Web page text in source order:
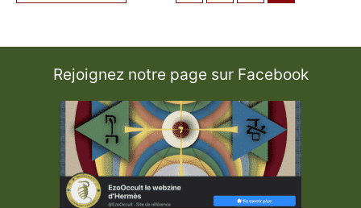
Rejoignez notre page sur Facebook